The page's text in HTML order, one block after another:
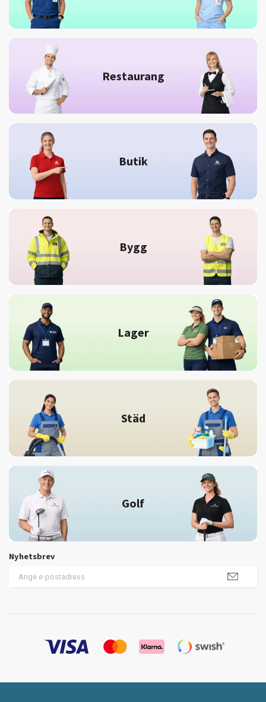
Restaurang
Butik
Bygg
Lager
Städ
Golf
Nyhetsbrev